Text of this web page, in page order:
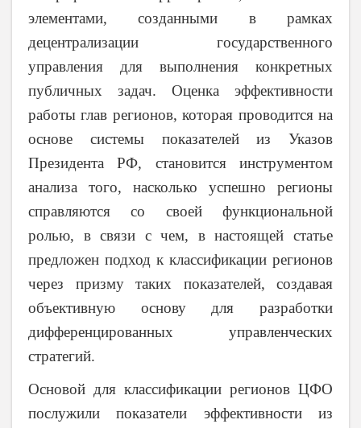
элементами, созданными в рамках
децентрализации государственного
управления для выполнения конкретных
публичных задач. Оценка эффективности
работы глав регионов, которая проводится на
основе системы показателей из Указов
Президента РФ, становится инструментом
анализа того, насколько успешно регионы
справляются со своей функциональной
ролью, в связи с чем, в настоящей статье
предложен подход к классификации регионов
через призму таких показателей, создавая
объективную основу для разработки
дифференцированных управленческих
стратегий.
Основой для классификации регионов ЦФО
послужили показатели эффективности из